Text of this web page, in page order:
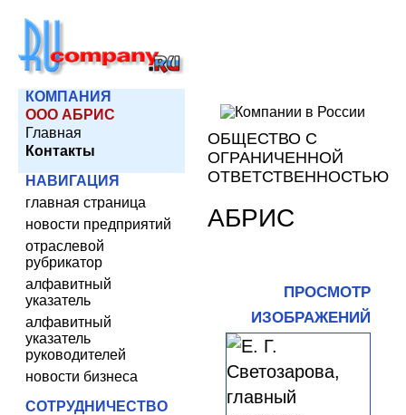
КОМПАНИЯ
ООО АБРИС
Главная
Контакты
НАВИГАЦИЯ
главная страница
новости предприятий
отраслевой
рубрикатор
алфавитный
указатель
алфавитный
указатель
руководителей
новости бизнеса
СОТРУДНИЧЕСТВО
ОБЩЕСТВО С
ОГРАНИЧЕННОЙ
ОТВЕТСТВЕННОСТЬЮ
АБРИС
ПРОСМОТР
ИЗОБРАЖЕНИЙ